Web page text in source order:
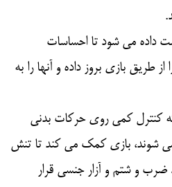
داده می شود تا احساسات
طریق بازی بروز داده و آنها را به
کنترل کمی روی حرکات بدنی
شوند، بازی کمک می کند تا تنش
ضرب و شتم و آزار جنسی قرار